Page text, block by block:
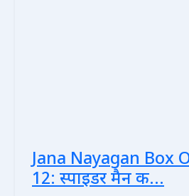
Jana Nayagan Box
12: स्पाइडर मैन क...